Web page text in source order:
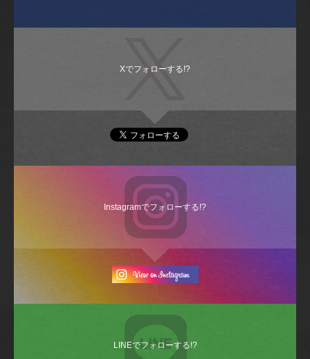
Xでフォローする!?
Instagramでフォローする!?
LINEでフォローする!?